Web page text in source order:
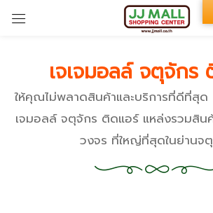
เจเจมอลล์ จตุจักร
ให้คุณไม่พลาดสินค้าและบริการที่ดีที่สุ
เจมอลล์ จตุจักร ติดแอร์ แหล่งรวมสิน
วงจร ที่ใหญ่ที่สุดในย่านจ
Sign in
Remember me